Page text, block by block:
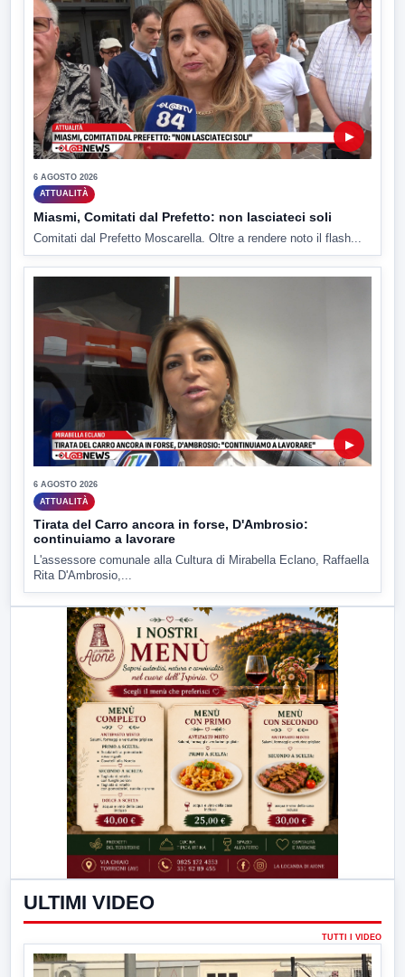
▶
6 AGOSTO 2026
ATTUALITÀ
Miasmi, Comitati dal Prefetto: non lasciateci soli
Comitati dal Prefetto Moscarella. Oltre a rendere noto il flash...
▶
6 AGOSTO 2026
ATTUALITÀ
Tirata del Carro ancora in forse, D'Ambrosio:
continuiamo a lavorare
L'assessore comunale alla Cultura di Mirabella Eclano, Raffaella
Rita D'Ambrosio,...
ULTIMI VIDEO
TUTTI I VIDEO